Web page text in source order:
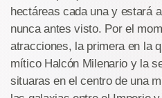
hectáreas cada una y estará
nunca antes visto. Por el
atracciones, la primera en la
mítico Halcón Milenario y la
situaras en el centro de una